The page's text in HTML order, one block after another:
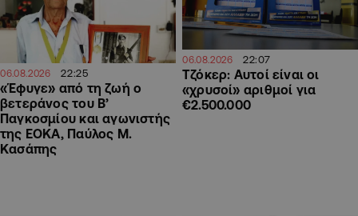
06.08.2026 22:25
«Έφυγε» από τη ζωή ο
βετεράνος του Β’
Παγκοσμίου και αγωνιστής
της ΕΟΚΑ, Παύλος Μ.
Κασάπης
06.08.2026 22:07
Τζόκερ: Αυτοί είναι οι
«χρυσοί» αριθμοί για
€2.500.000